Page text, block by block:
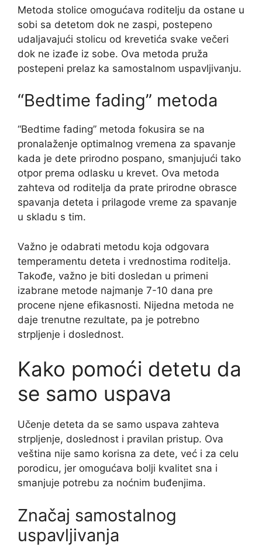
Metoda stolice omogućava roditelju da ostane u
sobi sa detetom dok ne zaspi, postepeno
udaljavajući stolicu od krevetića svake večeri
dok ne izađe iz sobe. Ova metoda pruža
postepeni prelaz ka samostalnom uspavljivanju.
“Bedtime fading” metoda
“Bedtime fading” metoda fokusira se na
pronalaženje optimalnog vremena za spavanje
kada je dete prirodno pospano, smanjujući tako
otpor prema odlasku u krevet. Ova metoda
zahteva od roditelja da prate prirodne obrasce
spavanja deteta i prilagode vreme za spavanje
u skladu s tim.
Važno je odabrati metodu koja odgovara
temperamentu deteta i vrednostima roditelja.
Takođe, važno je biti dosledan u primeni
izabrane metode najmanje 7-10 dana pre
procene njene efikasnosti. Nijedna metoda ne
daje trenutne rezultate, pa je potrebno
strpljenje i doslednost.
Kako pomoći detetu da
se samo uspava
Učenje deteta da se samo uspava zahteva
strpljenje, doslednost i pravilan pristup. Ova
veština nije samo korisna za dete, već i za celu
porodicu, jer omogućava bolji kvalitet sna i
smanjuje potrebu za noćnim buđenjima.
Značaj samostalnog
uspavljivanja